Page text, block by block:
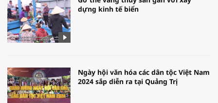
dựng kinh tế biển
Ngày hội văn hóa các dân tộc Việt Nam
2024 sắp diễn ra tại Quảng Trị